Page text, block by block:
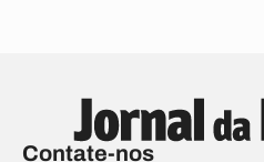
Contate-nos